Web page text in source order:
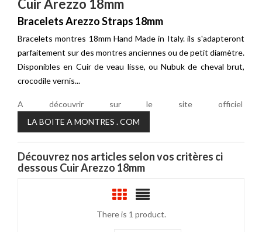
Cuir Arezzo 18mm
Bracelets Arezzo Straps 18mm
Bracelets montres 18mm Hand Made in Italy. ils s'adapteront
parfaitement sur des montres anciennes ou de petit diamètre.
Disponibles en Cuir de veau lisse, ou Nubuk de cheval brut,
crocodile vernis...
A découvrir sur le site officiel
LA BOITE A MONTRES . COM
Découvrez nos articles selon vos critères ci
dessous Cuir Arezzo 18mm
There is 1 product.